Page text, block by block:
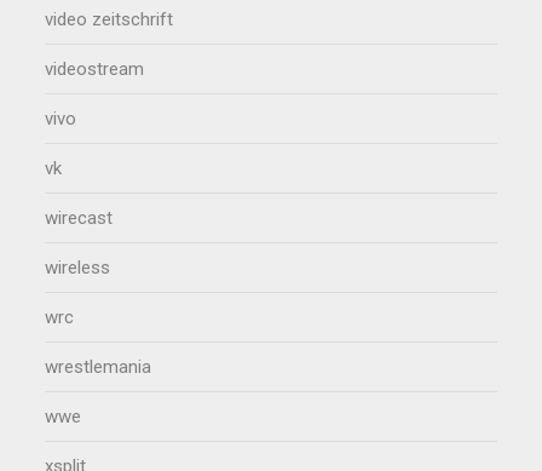
video zeitschrift
videostream
vivo
vk
wirecast
wireless
wrc
wrestlemania
wwe
xsplit